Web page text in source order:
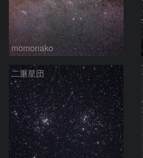
momonako
二重星団